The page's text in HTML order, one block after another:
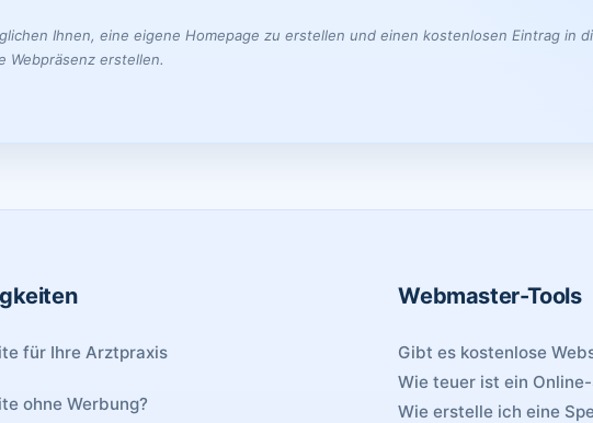
Ihnen, eine eigene Homepage zu erstellen und einen kostenlosen Eintrag in
Webpräsenz erstellen.
für Ihre Arztpraxis
ohne Werbung?
Webmaster-Tools
Gibt es kostenlose
Wie teuer ist ein Online-
Wie erstelle ich eine